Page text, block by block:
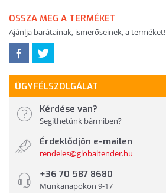
OSSZA MEG A TERMÉKET
Ajánlja barátainak, ismerőseinek, a terméket!
ÜGYFÉLSZOLGÁLAT
Kérdése van?
Segíthetünk bármiben?
Érdeklődjön e-mailen
rendeles@globaltender.hu
+36 70 587 8680
Munkanapokon 9-17